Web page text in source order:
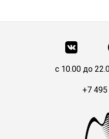
c 10.00 до
+7